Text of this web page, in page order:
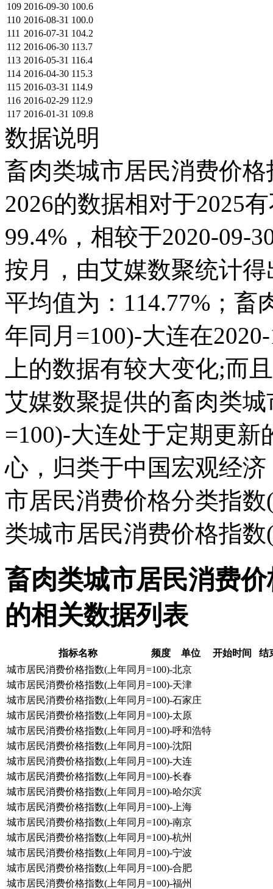
109 2016-09-30 100.6
110 2016-08-31 100.0
111 2016-07-31 104.2
112 2016-06-30 113.7
113 2016-05-31 116.4
114 2016-04-30 115.3
115 2016-03-31 114.9
116 2016-02-29 112.9
117 2016-01-31 109.8
数据说明
畜肉类城市居民消费价
2026的数据相对于2025
99.4%，相较于2020-09-
按月，由艾媒数聚统计得
平均值为：114.77%；畜
年同月=100)-大连在
上的数据有较大变化;而
艾媒数聚提供的畜肉类
=100)-大连处于定期更
心，归类于中国宏观经
市居民消费价格分类指
类城市居民消费价格指
畜肉类城市居民消费
的相关数据列表
指标名称 频度 单位 开始时间
结
城市居民消费价格指数(上年同月=100)-北京
城市居民消费价格指数(上年同月=100)-天津
城市居民消费价格指数(上年同月=100)-石家庄
城市居民消费价格指数(上年同月=100)-太原
城市居民消费价格指数(上年同月=100)-呼和浩特
城市居民消费价格指数(上年同月=100)-沈阳
城市居民消费价格指数(上年同月=100)-大连
城市居民消费价格指数(上年同月=100)-长春
城市居民消费价格指数(上年同月=100)-哈尔滨
城市居民消费价格指数(上年同月=100)-上海
城市居民消费价格指数(上年同月=100)-南京
城市居民消费价格指数(上年同月=100)-杭州
城市居民消费价格指数(上年同月=100)-宁波
城市居民消费价格指数(上年同月=100)-合肥
城市居民消费价格指数(上年同月=100)-福州